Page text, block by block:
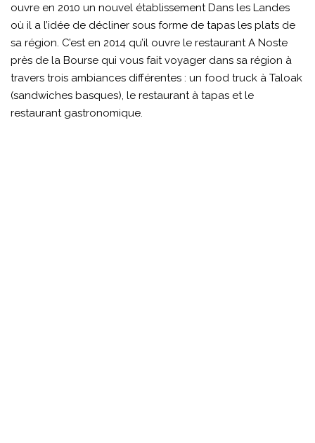
ouvre en 2010 un nouvel établissement Dans les Landes
où il a l’idée de décliner sous forme de tapas les plats de
sa région. C’est en 2014 qu’il ouvre le restaurant A Noste
près de la Bourse qui vous fait voyager dans sa région à
travers trois ambiances différentes : un food truck à Taloak
(sandwiches basques), le restaurant à tapas et le
restaurant gastronomique.